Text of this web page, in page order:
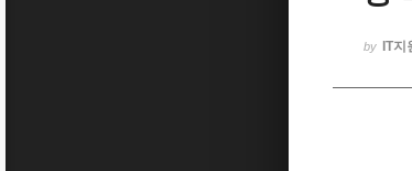
by IT지